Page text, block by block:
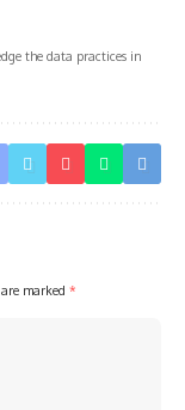
the data practices in
marked *